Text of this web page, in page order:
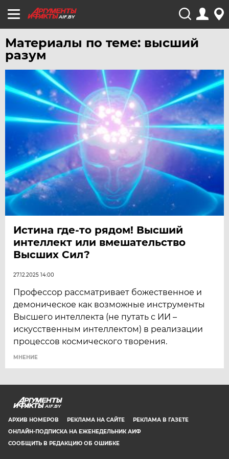
AIF.BY
Материалы по теме: высший
разум
Истина где-то рядом! Высший
интеллект или вмешательство
Высших Сил?
27.12.2025 14:00
Профессор рассматривает божественное и
демоническое как возможные инструменты
Высшего интеллекта (не путать с ИИ –
искусственным интеллектом) в реализации
процессов космического творения.
МНЕНИЕ
AIF.BY
АРХИВ НОМЕРОВ РЕКЛАМА НА САЙТЕ
РЕКЛАМА В ГАЗЕТЕ
ОНЛАЙН-ПОДПИСКА НА ЕЖЕНЕДЕЛЬНИК АИФ
СООБЩИТЬ В РЕДАКЦИЮ ОБ ОШИБКЕ